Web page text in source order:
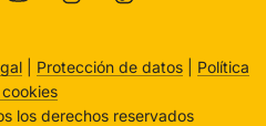
Protección de datos
Política
los derechos reservados